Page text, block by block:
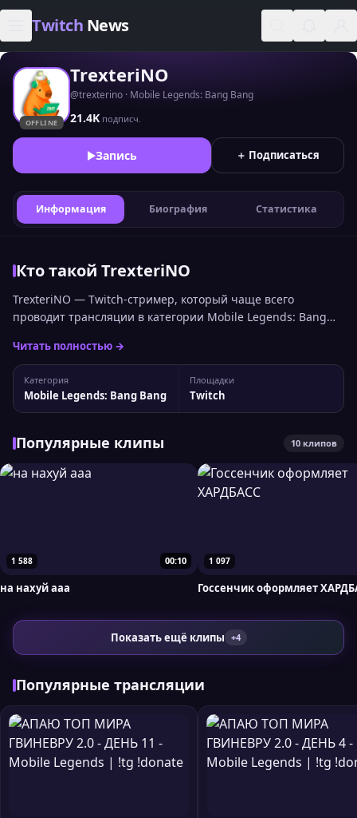
Skip to content
Twitch News
OFFLINE
TrexteriNO
@trexterino · Mobile Legends: Bang Bang
21.4K подписч.
Запись ＋ Подписаться
Информация Биография Статистика
Кто такой TrexteriNO
TrexteriNO — Twitch-стример, который чаще всего
проводит трансляции в категории Mobile Legends: Bang
среди русскоязычной аудитории и занимает 1411 место.
Статистика канала TrexteriNO На Twitch у стримера 17 151
подписчиков, а максимальный пик трансляции достигал
302 одновременных зрителей....
Читать полностью →
Категория
Mobile Legends: Bang Bang
Площадки
Twitch
Популярные клипы 10 клипов
00:10
1 588
на нахуй ааа
1 097
Госсенчик оформляет
Показать ещё клипы +4
Популярные трансляции